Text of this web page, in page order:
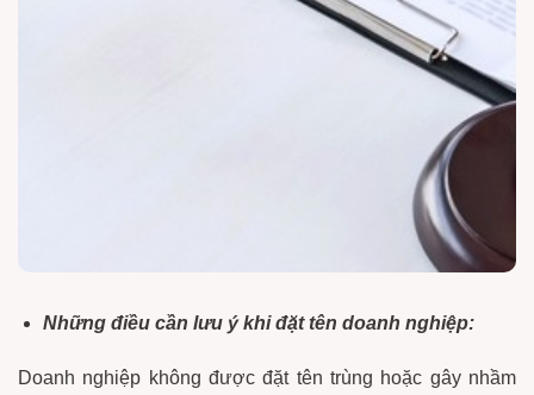
Những điều cần lưu ý khi đặt tên doanh nghiệp:
Doanh nghiệp không được đặt tên trùng hoặc gây nhầm